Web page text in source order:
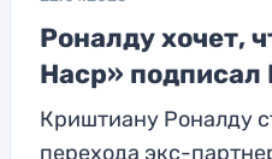
Роналду хочет,
Наср» подписал
Криштиану Роналду
перехода экс-